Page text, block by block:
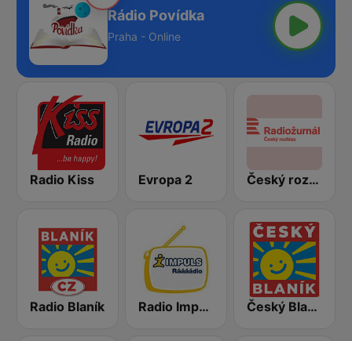
Rádio Povídka
Praha - Online
Radio Kiss Evropa 2 Český rozhlas Radiožurnál
Radio Blaník Radio Impuls Český Blaník